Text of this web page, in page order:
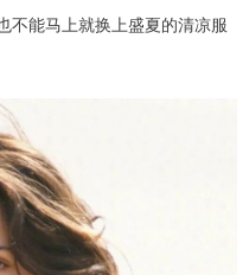
不能马上就换上盛夏的清凉服